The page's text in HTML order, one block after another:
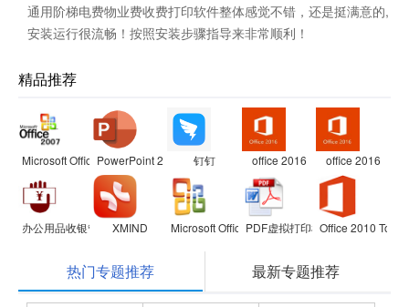
通用阶梯电费物业费收费打印软件整体感觉不错，还是挺满意的,
安装运行很流畅！按照安装步骤指导来非常顺利！
精品推荐
Microsoft Office 2007兼容包
PowerPoint 2007 钉钉 office 2016 office 2016
办公用品收银管理软件XMIND Microsoft Office Visio Professional
PDF虚拟打印机Office 2010
热门专题推荐 最新专题推荐